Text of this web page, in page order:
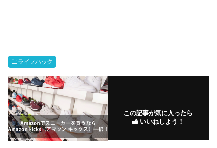
ライフハック
この記事が気に入ったら
いいねしよう！